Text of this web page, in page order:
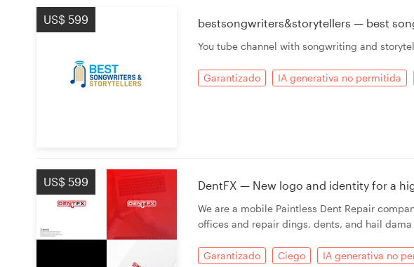
US$ 599 bestsongwriters&storytellers — best
You tube channel with songwriting and
Garantizado IA generativa no permitida
US$ 599 DentFX — New logo and identity for a
We are a mobile Paintless Dent Repair
offices and repair dings, dents, and hail dama
Garantizado Ciego IA generativa no